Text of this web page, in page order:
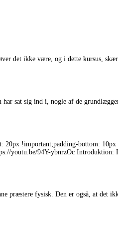
det ikke være, og i dette kursus,
sat sig ind i, nogle af de
!important;padding-bottom:
94Y-ybnrzOc Introduktion:
præstere fysisk. Den er også, at det